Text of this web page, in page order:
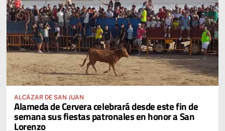
ALCÁZAR DE SAN JUAN
Alameda de Cervera celebrará desde este fin de
semana sus fiestas patronales en honor a San
Lorenzo